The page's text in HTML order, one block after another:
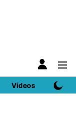
Vídeos DN